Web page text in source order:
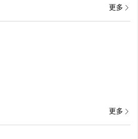
更多
更多